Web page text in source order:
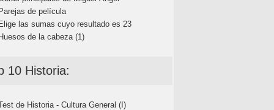
de película
las sumas cuyo resultado es 23
de la cabeza (1)
10 Historia:
de Historia - Cultura General (I)